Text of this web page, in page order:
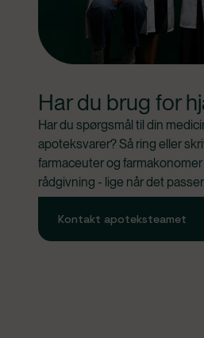
Har du brug for
Har du spørgsmål til din
apoteksvarer? Så ring eller
farmaceuter og
rådgivning - lige når det
Kontakt apoteksteamet